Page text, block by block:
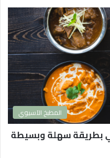
المطبخ الآسيوي
بطريقة سهلة وبسيطة